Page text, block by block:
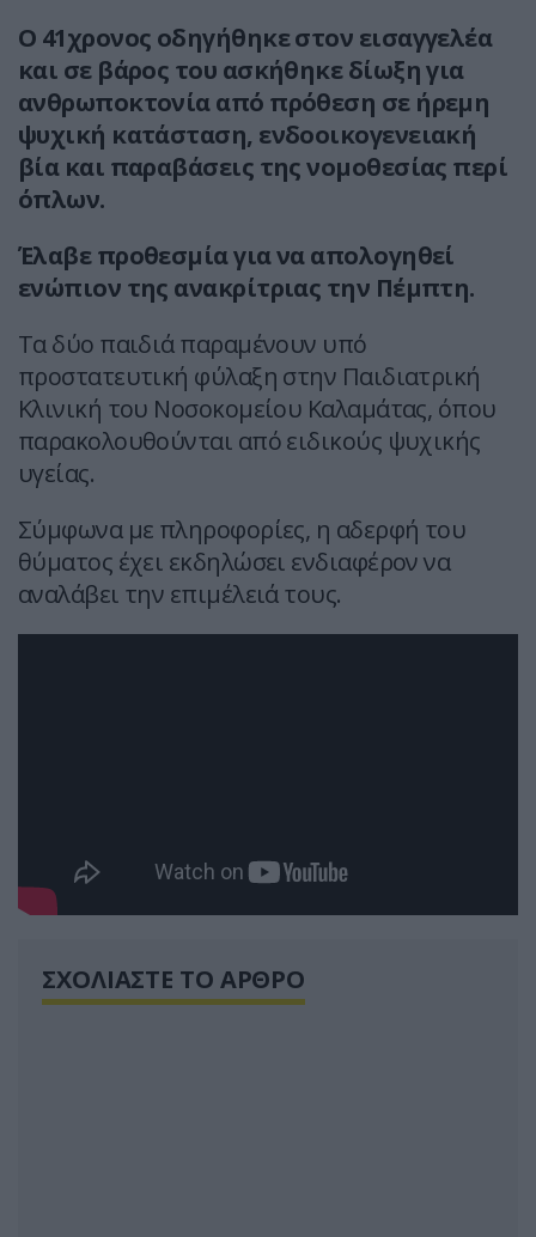
Ο 41χρονος οδηγήθηκε στον εισαγγελέα
και σε βάρος του ασκήθηκε δίωξη για
ανθρωποκτονία από πρόθεση σε ήρεμη
ψυχική κατάσταση, ενδοοικογενειακή
βία και παραβάσεις της νομοθεσίας περί
όπλων.
Έλαβε προθεσμία για να απολογηθεί
ενώπιον της ανακρίτριας την Πέμπτη.
Τα δύο παιδιά παραμένουν υπό
προστατευτική φύλαξη στην Παιδιατρική
Κλινική του Νοσοκομείου Καλαμάτας, όπου
παρακολουθούνται από ειδικούς ψυχικής
υγείας.
Σύμφωνα με πληροφορίες, η αδερφή του
θύματος έχει εκδηλώσει ενδιαφέρον να
αναλάβει την επιμέλειά τους.
ΣΧΟΛΙΑΣΤΕ ΤΟ ΑΡΘΡΟ